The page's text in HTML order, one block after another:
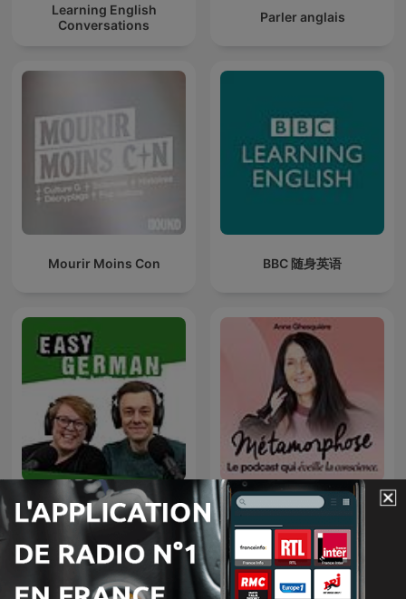
Learning English
Conversations
Parler anglais
Mourir Moins Con BBC 随身英语
Easy German: Learn
German with native
speakers | Deutsch lernen
mit Muttersprachlern
Métamorphose, éveille ta